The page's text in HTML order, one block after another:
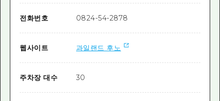
전화번호 0824-54-2878
웹사이트 과일랜드 후노
주차장 대수 30